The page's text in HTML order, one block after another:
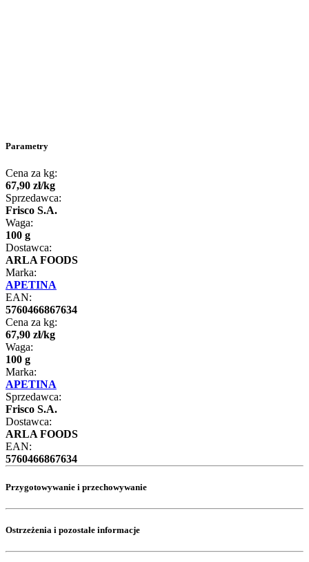
Parametry
Cena za kg:
67,90 zł/kg
Sprzedawca:
Frisco S.A.
Waga:
100 g
Dostawca:
ARLA FOODS
Marka:
APETINA
EAN:
5760466867634
Cena za kg:
67,90 zł/kg
Waga:
100 g
Marka:
APETINA
Sprzedawca:
Frisco S.A.
Dostawca:
ARLA FOODS
EAN:
5760466867634
Przygotowywanie i przechowywanie
Ostrzeżenia i pozostałe informacje